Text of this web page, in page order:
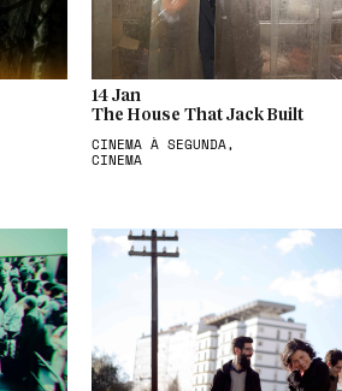
14 Jan
The House That Jack Built
CINEMA À SEGUNDA,
CINEMA